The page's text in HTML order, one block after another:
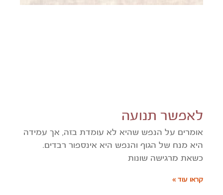
לאפשר תנועה
אומרים על הנפש שהיא לא עומדת בזה, אך עמידה
היא מנח של הגוף והנפש היא אינספור רבדים.
כשאת מרגישה שונות
קראו עוד »